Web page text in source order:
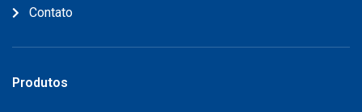
Contato
Produtos